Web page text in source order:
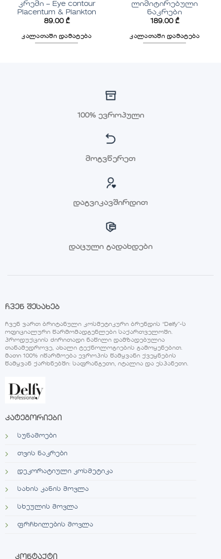
კრემი – Eye contour
Placentum & Plankton
89.00 ₾
კალათაში დამატება
ლიმიტირებული
ნაკრები
189.00 ₾
კალათაში დამატება
100% ევროპული
მოგვწერეთ
დაგვიკავშირდით
დაცული გადახდები
ჩვენ შესახებ
ჩვენ ვართ ბრიტანული კოსმეტიკური ბრენდის “Delfy”-ს
ოფიციალური წარმომადგენლები საქართველოში.
პროდუქციის ძირითადი ნაწილი დამზადებულია
თანამედროვე, ახალი ტექნოლოგიების გამოყენებით.
მათი 100% იწარმოება ევროპის წამყვანი ქვეყნების
წამყვან ქარხნებში: საფრანგეთი, იტალია და ესპანეთი.
კატეგორიები
სუნამოები
თვის ნაკრები
დეკორატიული კოსმეტიკა
სახის კანის მოვლა
სხეულის მოვლა
ფრჩხილების მოვლა
კონტაქტი